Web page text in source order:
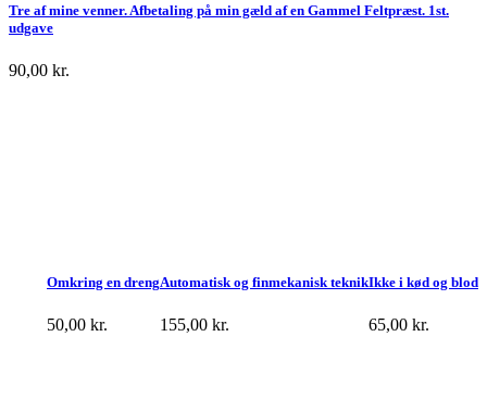
Tre af mine venner. Afbetaling på min gæld af en Gammel Feltpræst. 1st.
udgave
90,00 kr.
Ikke i kød og blod
65,00 kr.
Automatisk og finmekanisk teknik
155,00 kr.
Omkring en dreng
50,00 kr.